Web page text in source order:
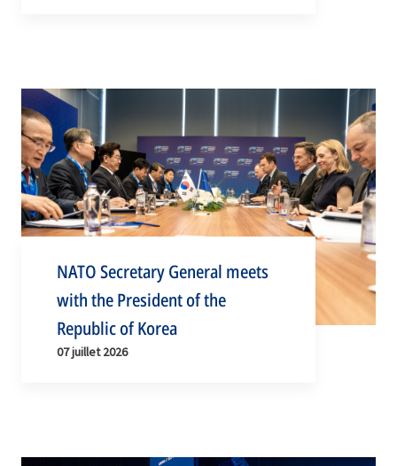
NATO Secretary General meets
with the President of the
Republic of Korea
07 juillet 2026